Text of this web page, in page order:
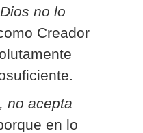
no lo
Creador
no acepta
en lo